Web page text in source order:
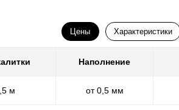
Цены Характеристики
Наполнение
м от 0,5 мм